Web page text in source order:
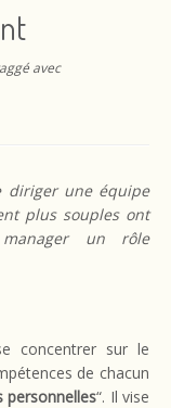
avec
diriger une équipe
plus souples ont
un rôle
concentrer sur le
de chacun
personnelles“. Il vise